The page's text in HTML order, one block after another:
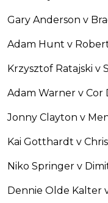
Gary Anderson v
Adam Hunt v
Krzysztof Ratajski v
Adam Warner v Cor
Jonny Clayton v
Kai Gotthardt v
Niko Springer v
Dennie Olde Kalter